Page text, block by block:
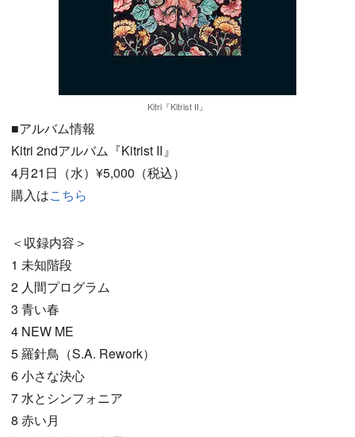
Kitri『Kitrist Ⅱ』
■アルバム情報
Kitri 2ndアルバム『Kitrist Ⅱ』
4月21日（水）¥5,000（税込）
購入はこちら
＜収録内容＞
1 未知階段
2 人間プログラム
3 青い春
4 NEW ME
5 羅針鳥（S.A. Rework）
6 小さな決心
7 水とシンフォニア
8 赤い月